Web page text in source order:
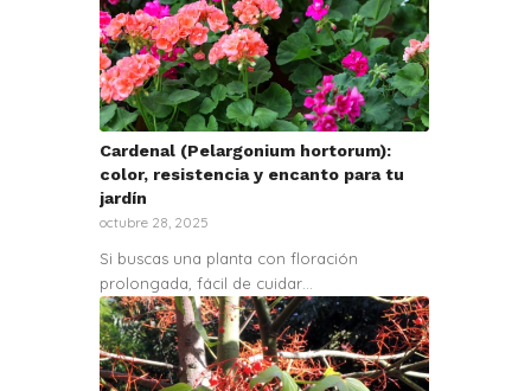
Cardenal (Pelargonium hortorum):
color, resistencia y encanto para tu
jardín
octubre 28, 2025
Si buscas una planta con floración
prolongada, fácil de cuidar…